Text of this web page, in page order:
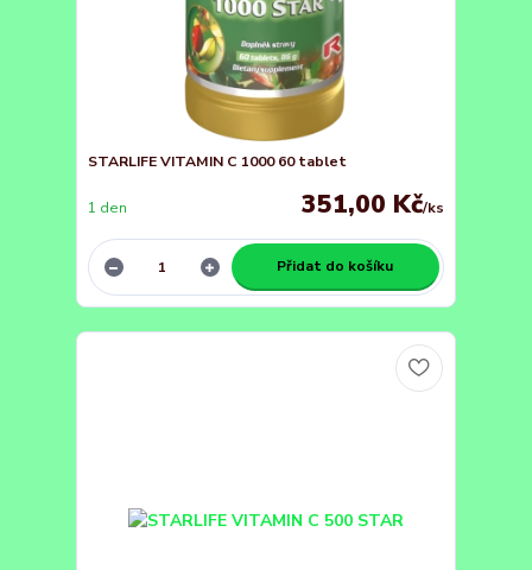
STARLIFE VITAMIN C 1000 60 tablet
351,00 Kč/ks
1 den
Přidat do košíku